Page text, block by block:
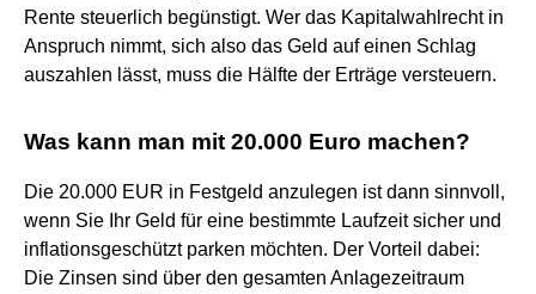
Rente steuerlich begünstigt. Wer das Kapitalwahlrecht in
Anspruch nimmt, sich also das Geld auf einen Schlag
auszahlen lässt, muss die Hälfte der Erträge versteuern.
Was kann man mit 20.000 Euro machen?
Die 20.000 EUR in Festgeld anzulegen ist dann sinnvoll,
wenn Sie Ihr Geld für eine bestimmte Laufzeit sicher und
inflationsgeschützt parken möchten. Der Vorteil dabei:
Die Zinsen sind über den gesamten Anlagezeitraum